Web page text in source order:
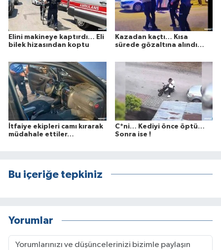
Elini makineye kaptırdı… Eli
bilek hizasından koptu
Kazadan kaçtı… Kısa
sürede gözaltına alındı…
İtfaiye ekipleri camı kırarak
müdahale ettiler…
C*ni… Kediyi önce öptü…
Sonra ise !
Bu içeriğe tepkiniz
Yorumlar